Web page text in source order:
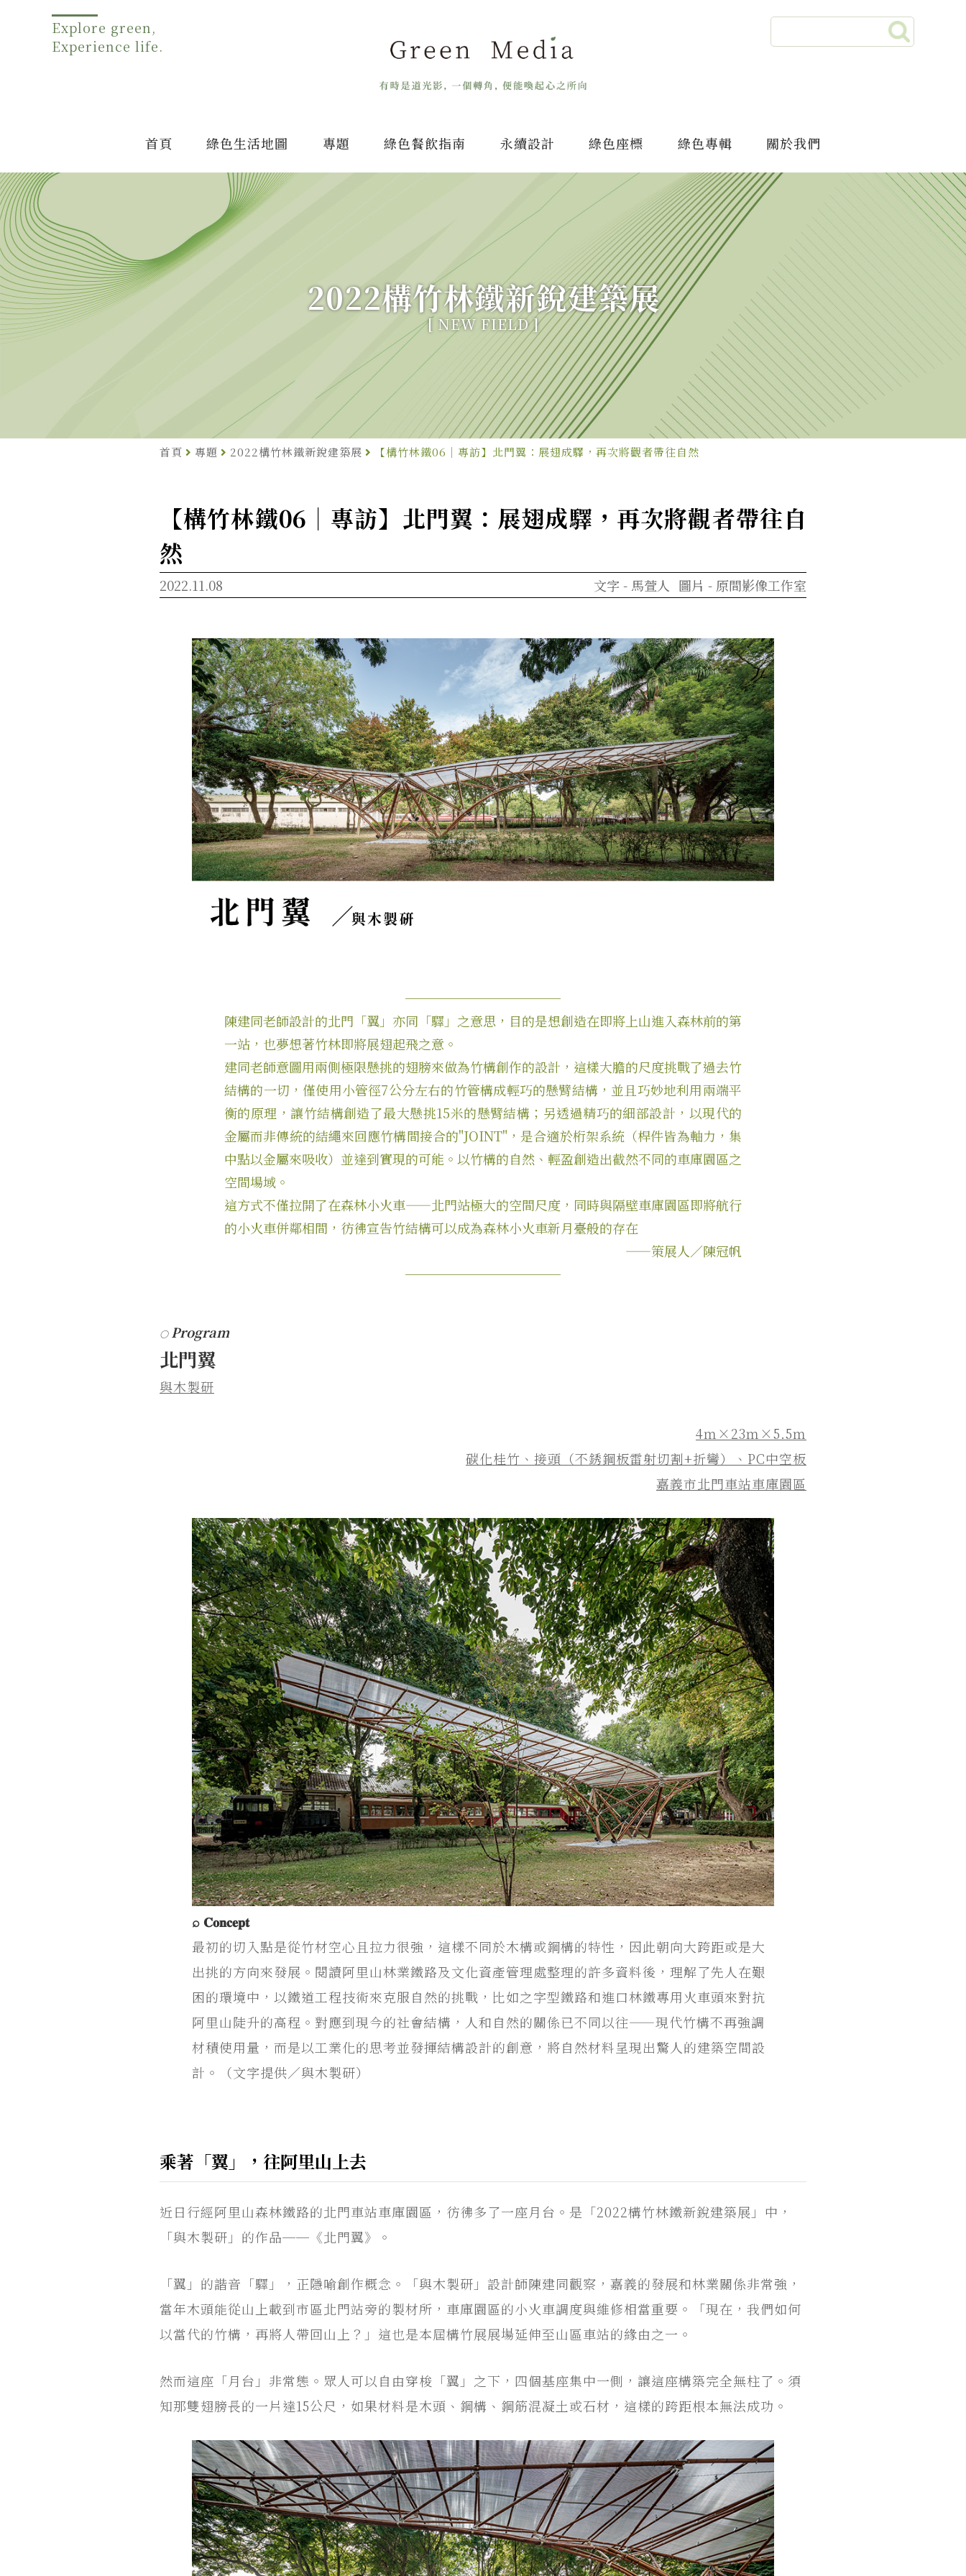
Explore green,
Experience life.
首頁 綠色生活地圖 專題 綠色餐飲指南 永續設計 綠色座標 綠色專輯 關於我們
2022構竹林鐵新銳建築展
[ NEW FIELD ]
首頁 專題 2022構竹林鐵新銳建築展 【構竹林鐵06｜專訪】北門翼：展翅成驛，再次將觀者帶往自然
【構竹林鐵06｜專訪】北門翼：展翅成驛，再次將觀者帶往自
然
2022.11.08 圖片 - 原間影像工作室
文字 - 馬萱人
────────────
陳建同老師設計的北門「翼」亦同「驛」之意思，目的是想創造在即將上山進入森林前的第
一站，也夢想著竹林即將展翅起飛之意。
建同老師意圖用兩側極限懸挑的翅膀來做為竹構創作的設計，這樣大膽的尺度挑戰了過去竹
結構的一切，僅使用小管徑7公分左右的竹管構成輕巧的懸臂結構，並且巧妙地利用兩端平
衡的原理，讓竹結構創造了最大懸挑15米的懸臂結構；另透過精巧的細部設計，以現代的
金屬而非傳統的結繩來回應竹構間接合的"JOINT"，是合適於桁架系統（桿件皆為軸力，集
中點以金屬來吸收）並達到實現的可能。以竹構的自然、輕盈創造出截然不同的車庫園區之
空間場域。
這方式不僅拉開了在森林小火車——北門站極大的空間尺度，同時與隔壁車庫園區即將航行
的小火車併鄰相間，彷彿宣告竹結構可以成為森林小火車新月臺般的存在
——策展人／陳冠帆
────────────
○Program
北門翼
與木製研
4ｍ×23ｍ×5.5ｍ
碳化桂竹、接頭（不銹鋼板雷射切割+折彎）、PC中空板
嘉義市北門車站車庫園區
⌕ 𝐂𝐨𝐧𝐜𝐞𝐩𝐭
最初的切入點是從竹材空心且拉力很強，這樣不同於木構或鋼構的特性，因此朝向大跨距或是大
出挑的方向來發展。閱讀阿里山林業鐵路及文化資產管理處整理的許多資料後，理解了先人在艱
困的環境中，以鐵道工程技術來克服自然的挑戰，比如之字型鐵路和進口林鐵專用火車頭來對抗
阿里山陡升的高程。對應到現今的社會結構，人和自然的關係已不同以往——現代竹構不再強調
材積使用量，而是以工業化的思考並發揮結構設計的創意，將自然材料呈現出驚人的建築空間設
計。（文字提供／與木製研）
乘著「翼」，往阿里山上去
近日行經阿里山森林鐵路的北門車站車庫園區，彷彿多了一座月台。是「2022構竹林鐵新銳建築展」中，
「與木製研」的作品──《北門翼》。
「翼」的諧音「驛」，正隱喻創作概念。「與木製研」設計師陳建同觀察，嘉義的發展和林業關係非常強，
當年木頭能從山上載到市區北門站旁的製材所，車庫園區的小火車調度與維修相當重要。「現在，我們如何
以當代的竹構，再將人帶回山上？」這也是本屆構竹展展場延伸至山區車站的緣由之一。
然而這座「月台」非常態。眾人可以自由穿梭「翼」之下，四個基座集中一側，讓這座構築完全無柱了。須
知那雙翅膀長的一片達15公尺，如果材料是木頭、鋼構、鋼筋混凝土或石材，這樣的跨距根本無法成功。